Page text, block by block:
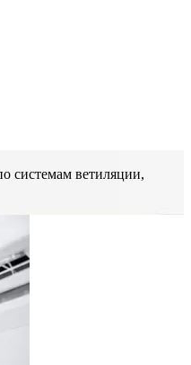
системам ветиляции,